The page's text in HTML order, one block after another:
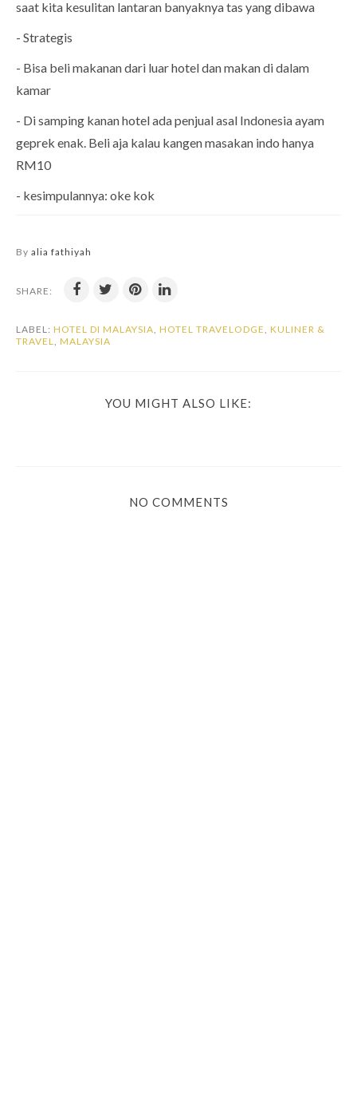
saat kita kesulitan lantaran banyaknya tas yang dibawa
- Strategis
- Bisa beli makanan dari luar hotel dan makan di dalam
kamar
- Di samping kanan hotel ada penjual asal Indonesia ayam
geprek enak. Beli aja kalau kangen masakan indo hanya
RM10
- kesimpulannya: oke kok
By alia fathiyah
SHARE:
LABEL: HOTEL DI MALAYSIA, HOTEL TRAVELODGE, KULINER &
TRAVEL, MALAYSIA
YOU MIGHT ALSO LIKE:
NO COMMENTS